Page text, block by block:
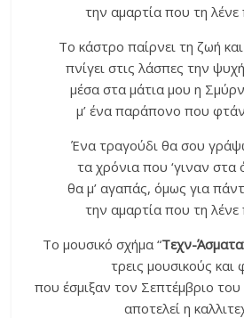
την αμαρτία που τη
Το κάστρο παίρνει τη ζωή και
πνίγει στις λάσπες την
μέσα στα μάτια μου η
μ’ ένα παράπονο που
Ένα τραγούδι θα σου
τα χρόνια που ‘γιναν στα
θα μ’ αγαπάς, όμως για
την αμαρτία που τη
Το μουσικό σχήμα “Τεχν-Άσματα
τρεις μουσικούς και
που έσμιξαν τον Σεπτέμβριο
αποτελεί η